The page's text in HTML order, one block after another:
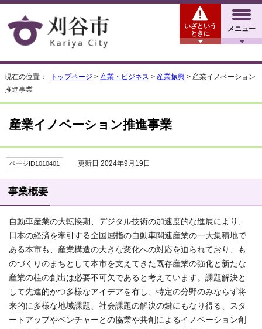
メニュー
いざという
ときに
現在の位置： トップページ > 産業・ビジネス > 産業振興 > 産業イノベーション
推進事業
産業イノベーション推進事業
ページID1010401 更新日 2024年9月19日
事業概要
自動車産業の大転換期、デジタル技術の加速度的な進展により、
日本の経済を牽引する全国屈指の自動車関連産業の一大集積地で
ある本市も、産業構造の大きな変化への対応を迫られており、も
のづくりのまちとして本市を支えてきた既存産業の強化と新たな
産業の柱の創出は必要不可欠であると考えています。課題解決と
して先進的かつ多様なアイデアを有し、特定の分野のみならず将
来的に多様な地域課題、社会課題の解決の鍵にもなり得る、スタ
ートアップやベンチャーとの協業や共創によるイノベーション創